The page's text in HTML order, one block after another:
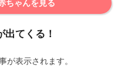
ちゃんを見る
てくる！
が表示されます。